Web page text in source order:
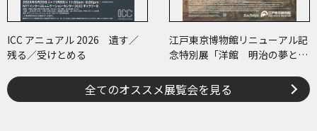
ICC アニュアル 2026 遺す／
残る／受けとめる
江戸東京博物館リニューアル記
念特別展「洋館 明治の夢と挑
全てのオススメ展覧会を見る